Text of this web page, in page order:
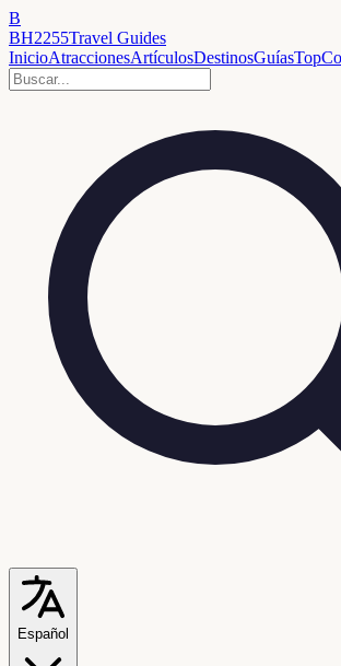
B
BH2255Travel Guides
InicioAtraccionesArtículosDestinosGuíasTop
Español